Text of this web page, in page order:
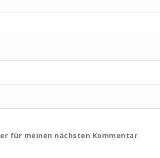
für meinen nächsten Kommentar